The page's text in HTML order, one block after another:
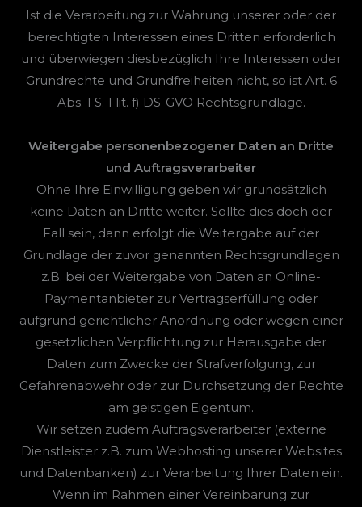
Ist die Verarbeitung zur Wahrung unserer oder der
berechtigten Interessen eines Dritten erforderlich
und überwiegen diesbezüglich Ihre Interessen oder
Grundrechte und Grundfreiheiten nicht, so ist Art. 6
Abs. 1 S. 1 lit. f) DS-GVO Rechtsgrundlage.
Weitergabe personenbezogener Daten an Dritte
und Auftragsverarbeiter
Ohne Ihre Einwilligung geben wir grundsätzlich
keine Daten an Dritte weiter. Sollte dies doch der
Fall sein, dann erfolgt die Weitergabe auf der
Grundlage der zuvor genannten Rechtsgrundlagen
z.B. bei der Weitergabe von Daten an Online-
Paymentanbieter zur Vertragserfüllung oder
aufgrund gerichtlicher Anordnung oder wegen einer
gesetzlichen Verpflichtung zur Herausgabe der
Daten zum Zwecke der Strafverfolgung, zur
Gefahrenabwehr oder zur Durchsetzung der Rechte
am geistigen Eigentum.
Wir setzen zudem Auftragsverarbeiter (externe
Dienstleister z.B. zum Webhosting unserer Websites
und Datenbanken) zur Verarbeitung Ihrer Daten ein.
Wenn im Rahmen einer Vereinbarung zur